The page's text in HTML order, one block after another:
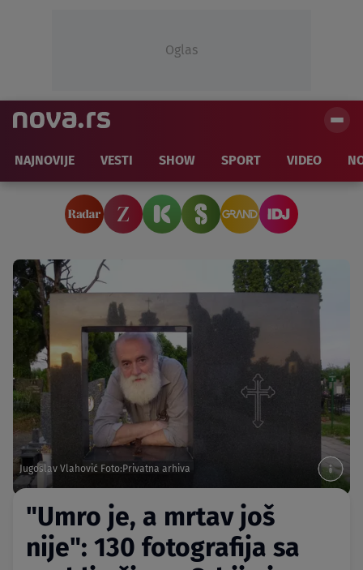
Oglas
NAJNOVIJE VESTI SHOW SPORT VIDEO
Jugoslav Vlahović Foto:Privatna arhiva
"Umro je, a mrtav još
nije": 130 fotografija sa